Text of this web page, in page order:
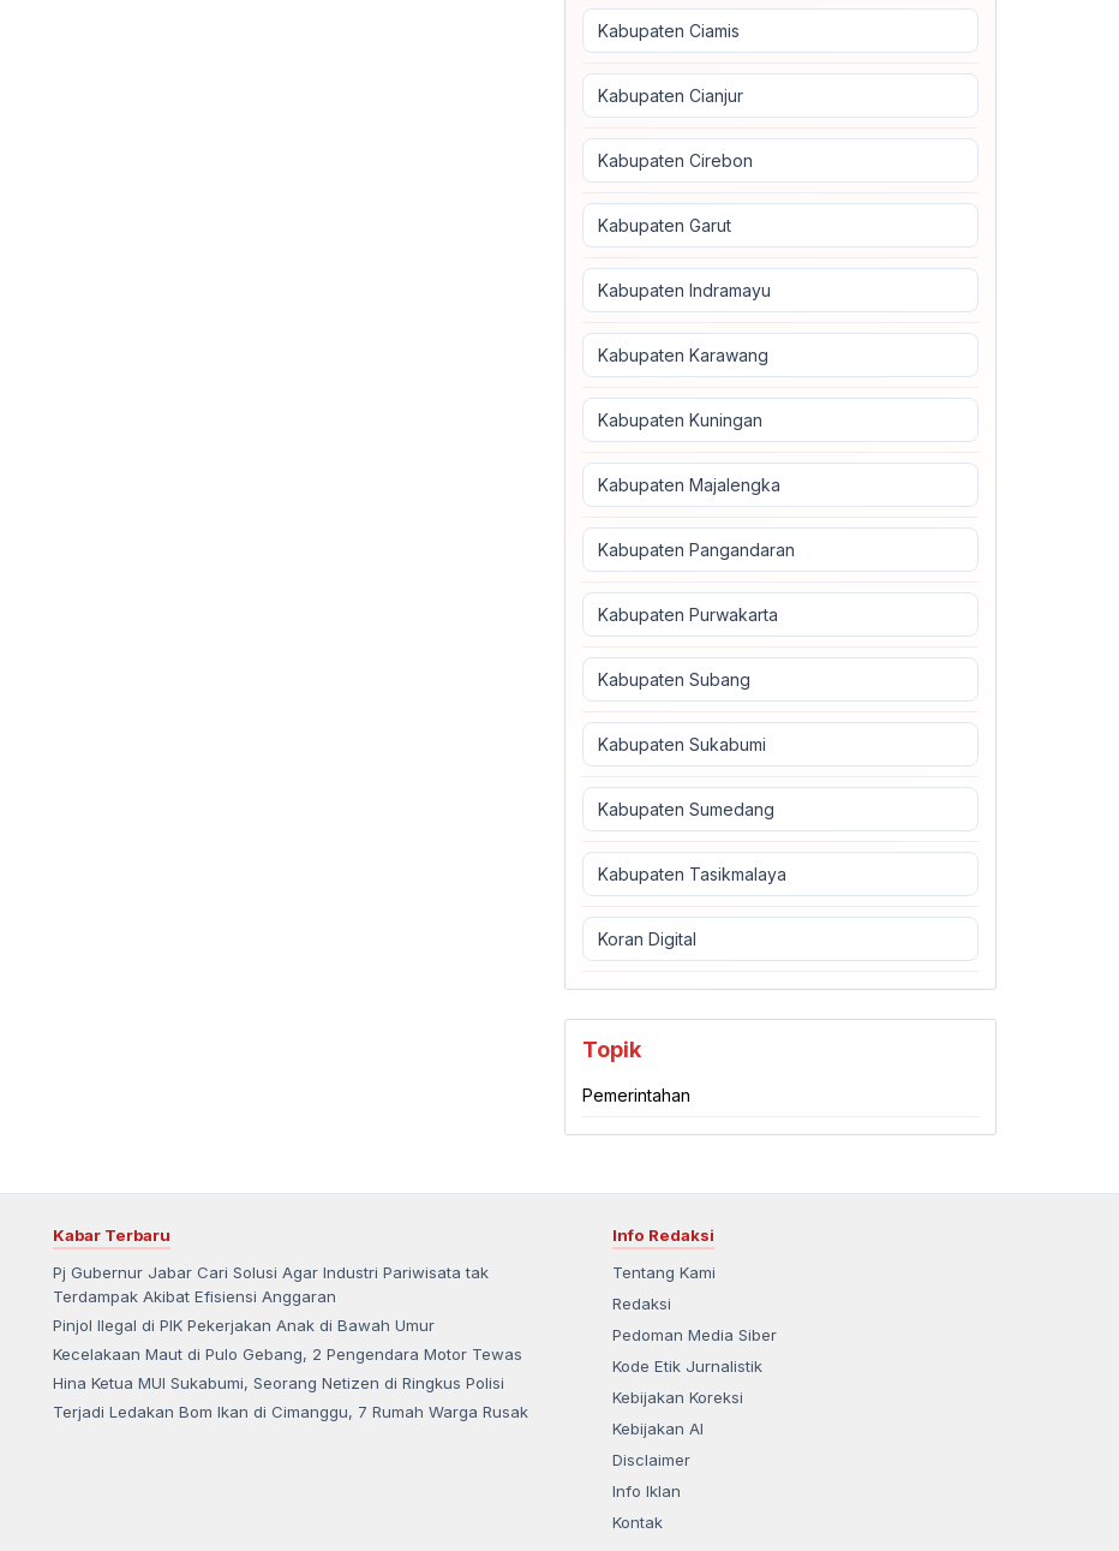
Kabupaten Ciamis
Kabupaten Cianjur
Kabupaten Cirebon
Kabupaten Garut
Kabupaten Indramayu
Kabupaten Karawang
Kabupaten Kuningan
Kabupaten Majalengka
Kabupaten Pangandaran
Kabupaten Purwakarta
Kabupaten Subang
Kabupaten Sukabumi
Kabupaten Sumedang
Kabupaten Tasikmalaya
Koran Digital
Topik
Pemerintahan
Kabar Terbaru
Pj Gubernur Jabar Cari Solusi Agar Industri Pariwisata tak
Terdampak Akibat Efisiensi Anggaran
Pinjol Ilegal di PIK Pekerjakan Anak di Bawah Umur
Kecelakaan Maut di Pulo Gebang, 2 Pengendara Motor Tewas
Hina Ketua MUI Sukabumi, Seorang Netizen di Ringkus Polisi
Terjadi Ledakan Bom Ikan di Cimanggu, 7 Rumah Warga Rusak
Info Redaksi
Tentang Kami
Redaksi
Pedoman Media Siber
Kode Etik Jurnalistik
Kebijakan Koreksi
Kebijakan AI
Disclaimer
Info Iklan
Kontak